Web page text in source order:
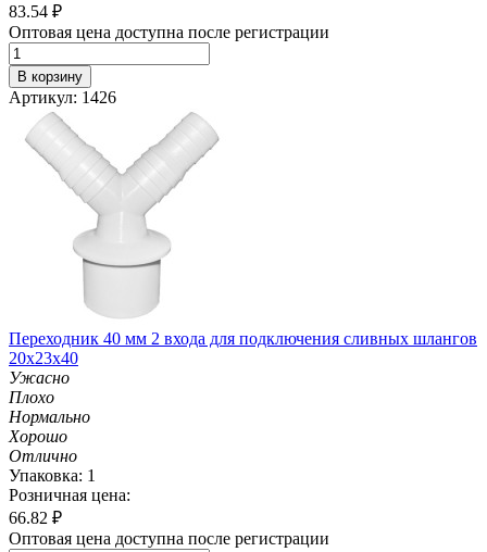
83.54 ₽
Оптовая цена доступна после регистрации
В корзину
Артикул: 1426
Переходник 40 мм 2 входа для подключения сливных шлангов
20х23х40
Ужасно
Плохо
Нормально
Хорошо
Отлично
Упаковка: 1
Розничная цена:
66.82 ₽
Оптовая цена доступна после регистрации